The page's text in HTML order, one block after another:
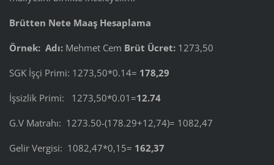
Brütten Nete Maaş Hesaplama
Örnek: Adı: Mehmet Cem Brüt Ücret: 1273,50
SGK İşçi Primi: 1273,50*0.14= 178,29
İşsizlik Primi: 1273,50*0.01=12.74
G.V Matrahı: 1273.50-(178.29+12,74)= 1082,47
Gelir Vergisi: 1082,47*0,15= 162,37